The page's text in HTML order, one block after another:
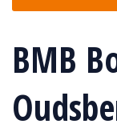
BMB